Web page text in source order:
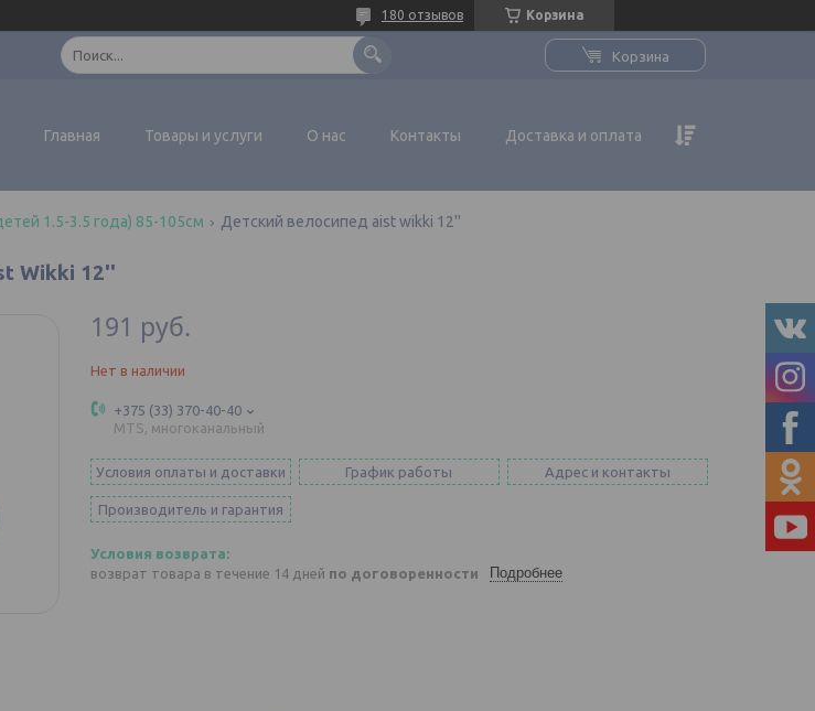
Корзина
180 отзывов
Корзина
Главная Товары и услуги О нас Контакты Доставка и оплата
1.5-3.5 года) 85-105см Детский велосипед aist wikki 12''
Wikki 12''
191 руб.
Нет в наличии
+375 (33) 370-40-40
MTS, многоканальный
Условия оплаты и доставки График работы Адрес и контакты
Производитель и гарантия
возврат товара в течение 14 дней по договоренности Подробнее